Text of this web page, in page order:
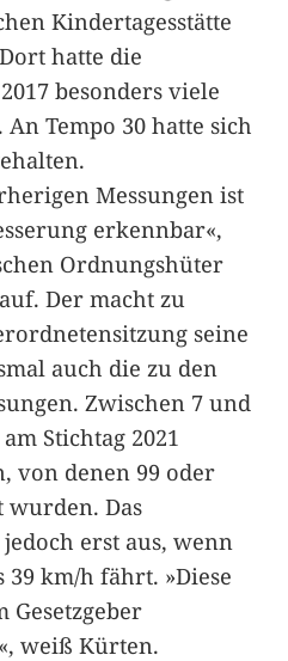
Kindertagesstätte
hatte die
besonders viele
Tempo 30 hatte sich
Messungen ist
erkennbar«,
Ordnungshüter
Der macht zu
seine
auch die zu den
Zwischen 7 und
Stichtag 2021
von denen 99 oder
Das
erst aus, wenn
39 km/h fährt. »Diese
Gesetzgeber
weiß Kürten.